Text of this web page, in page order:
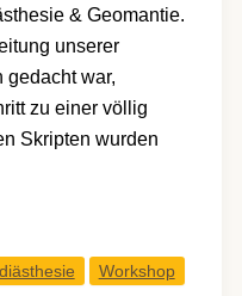
& Geomantie.
unserer
gedacht war,
zu einer völlig
Skripten wurden
Workshop